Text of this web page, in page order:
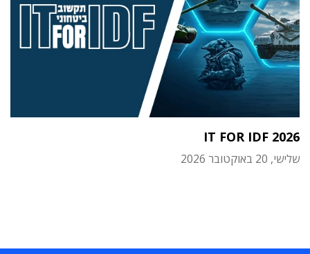
IT FOR IDF 2026
שלישי, 20 באוקטובר 2026